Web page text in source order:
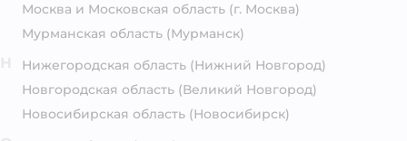
Москва и Московская область (г. Москва)
Мурманская область (Мурманск)
Нижегородская область (Нижний Новгород)
Новгородская область (Великий Новгород)
Новосибирская область (Новосибирск)